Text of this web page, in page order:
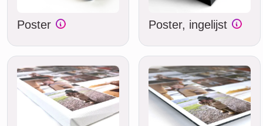
Poster Poster, ingelijst